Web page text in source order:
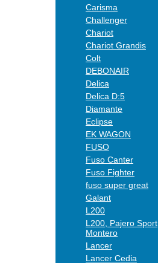
Carisma
Challenger
Chariot
Chariot Grandis
Colt
DEBONAIR
Delica
Delica D:5
Diamante
Eclipse
EK WAGON
FUSO
Fuso Canter
Fuso Fighter
fuso super great
Galant
L200
L200, Pajero Sport,
Montero
Lancer
Lancer Cedia